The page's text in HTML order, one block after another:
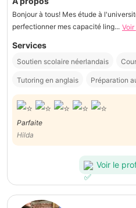
Bonjour à tous! Mes étude à
perfectionner mes capacité ling...
Services
Soutien scolaire néerlandais
Tutoring en anglais Préparation
Parfaite
Hilda
Voir le